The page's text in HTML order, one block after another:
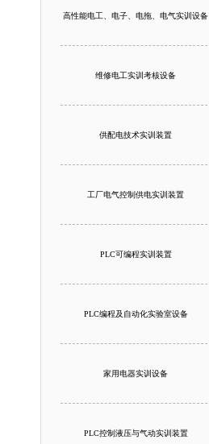
高性能电工、电子、电拖、电气实训设备
维修电工实训考核设备
供配电技术实训装置
工厂电气控制供电实训装置
PLC可编程实训装置
PLC编程及自动化实验室设备
家用电器实训设备
PLC控制液压与气动实训装置